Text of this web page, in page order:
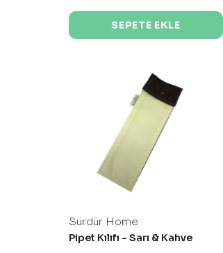
SEPETE EKLE
Sürdür Home
Pipet Kılıfı - Sarı & Kahve